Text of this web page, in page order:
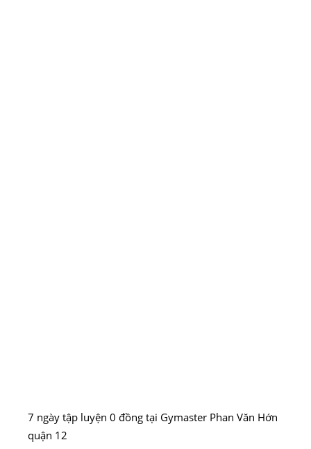
7 ngày tập luyện 0 đồng tại Gymaster Phan Văn Hớn
quận 12